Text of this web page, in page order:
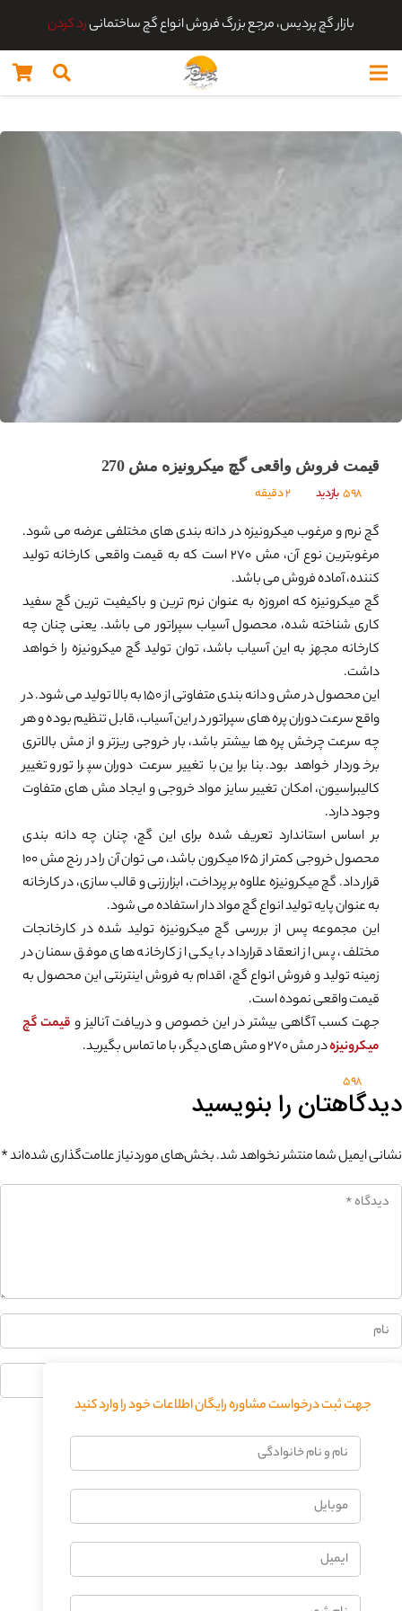
بازار گچ پردیس، مرجع بزرگ فروش انواع گچ ساختمانیرد کردن
قیمت فروش واقعی گچ میکرونیزه مش 270
598بازدید 2 دقیقه
گچ نرم و مرغوب میکرونیزه در دانه بندی های مختلفی عرضه می شود.
مرغوبترین نوع آن، مش 270 است که به قیمت واقعی کارخانه تولید
کننده، آماده فروش می باشد.
گچ میکرونیزه که امروزه به عنوان نرم ترین و باکیفیت ترین گچ سفید
کاری شناخته شده، محصول آسیاب سپراتور می باشد. یعنی چنان چه
کارخانه مجهز به این آسیاب باشد، توان تولید گچ میکرونیزه را خواهد
داشت.
این محصول در مش و دانه بندی متفاوتی از 150 به بالا تولید می شود. در
واقع سرعت دوران پره های سپراتور در این آسیاب، قابل تنظیم بوده و هر
چه سرعت چرخش پره ها بیشتر باشد، بار خروجی ریزتر و از مش بالاتری
برخوردار خواهد بود. بنابراین با تغییر سرعت دوران سپراتور و تغییر
کالیبراسیون، امکان تغییر سایز مواد خروجی و ایجاد مش های متفاوت
وجود دارد.
بر اساس استاندارد تعریف شده برای این گچ، چنان چه دانه بندی
محصول خروجی کمتر از 165 میکرون باشد، می توان آن را در رنج مش 100
قرار داد. گچ میکرونیزه علاوه بر پرداخت، ابزارزنی و قالب سازی، در کارخانه
به عنوان پایه تولید انواع گچ مواد دار استفاده می شود.
این مجموعه پس از بررسی گچ میکرونیزه تولید شده در کارخانجات
مختلف، پس از انعقاد قرارداد با یکی از کارخانه های موفق سمنان در
زمینه تولید و فروش انواع گچ، اقدام به فروش اینترنتی این محصول به
قیمت واقعی نموده است.
جهت کسب آگاهی بیشتر در این خصوص و دریافت آنالیز و قیمت گچ
میکرونیزهدر مش 270 و مش های دیگر، با ما تماس بگیرید.
598
دیدگاهتان را بنویسید
نشانی ایمیل شما منتشر نخواهد شد.بخش‌های موردنیاز علامت‌گذاری شده‌اند*
جهت ثبت درخواست مشاوره رایگان اطلاعات خود را وارد کنید
نام
و
خانوادگی
موبایل
ایمیل
نام